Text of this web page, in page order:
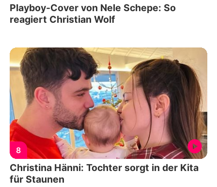
Playboy-Cover von Nele Schepe: So
reagiert Christian Wolf
8
Christina Hänni: Tochter sorgt in der Kita
für Staunen